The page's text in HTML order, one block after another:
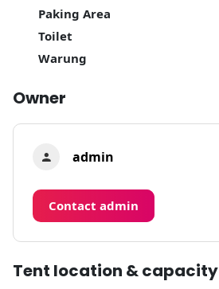
Paking Area
Toilet
Warung
Owner
admin
Contact admin
Tent location & capacity